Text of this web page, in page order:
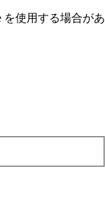
使⽤する場合があ